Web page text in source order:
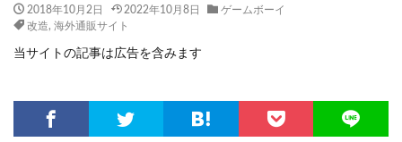
2018年10月2日 2022年10月8日
ゲームボーイ
改造, 海外通販サイト
当サイトの記事は広告を含みます